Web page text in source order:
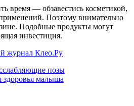
время — обзавестись косметикой,
Поэтому внимательно
Подобные продукты могут
инвестиция.
журнал Клео.Ру
позы
здоровья малыша